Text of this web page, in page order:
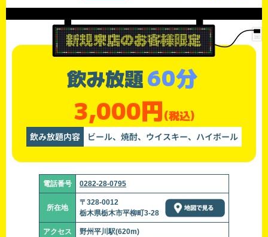
飲み放題60分
3,000円(税込)
飲み放題内容 ビール、焼酎、ウイスキー、ハイボール
電話番号 0282-28-0795
所在地
〒328-0012
栃木県栃木市平柳町3-28
アクセス 野州平川駅(620m)